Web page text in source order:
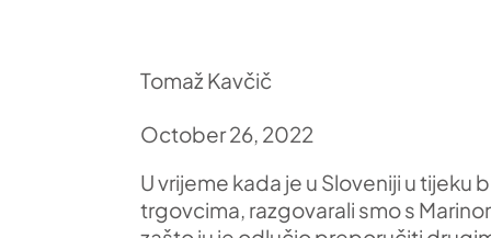
Tomaž Kavčič
October 26, 2022
U vrijeme kada je u Sloveniji u
trgovcima, razgovarali smo s